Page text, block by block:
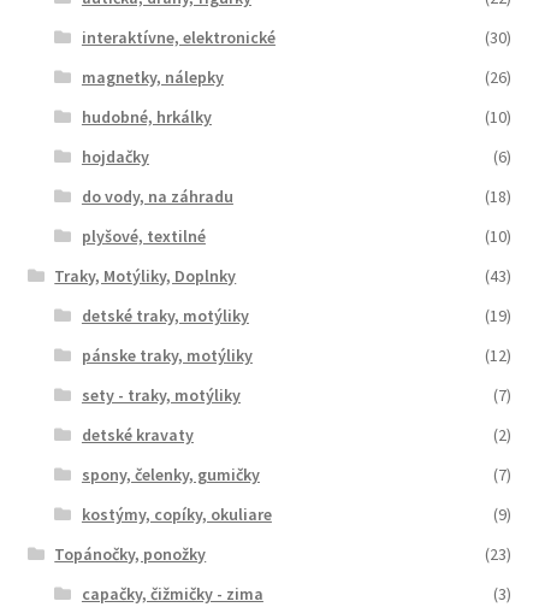
interaktívne, elektronické
(30)
magnetky, nálepky
(26)
hudobné, hrkálky
(10)
hojdačky
(6)
do vody, na záhradu
(18)
plyšové, textilné
(10)
Traky, Motýliky, Doplnky
(43)
detské traky, motýliky
(19)
pánske traky, motýliky
(12)
sety - traky, motýliky
(7)
detské kravaty
(2)
spony, čelenky, gumičky
(7)
kostýmy, copíky, okuliare
(9)
Topánočky, ponožky
(23)
capačky, čižmičky - zima
(3)